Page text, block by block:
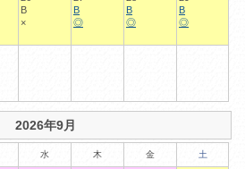
B
×
B
◎
B
◎
B
◎
2026年9月
水 木 金 土